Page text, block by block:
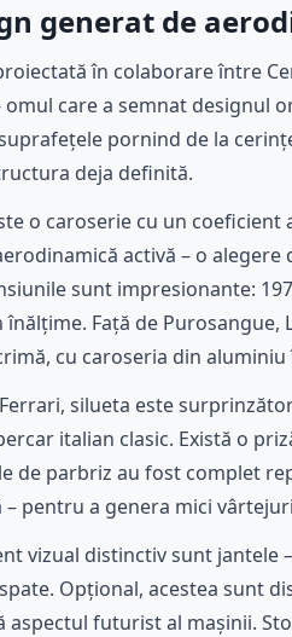
generat de
în colaborare între
omul care a semnat
pornind de la
deja definită.
o caroserie cu un
activă – o
sunt impresionante:
înălțime. Față de
cu caroseria din
silueta este
italian clasic. Există o
de parbriz au fost complet
– pentru a genera mici
vizual distinctiv sunt jantele
Opțional, acestea sunt
aspectul futurist al mașinii.